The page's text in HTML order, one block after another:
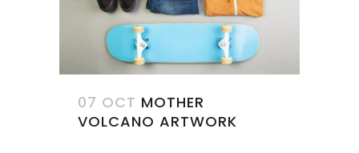
07 OCT MOTHER
VOLCANO ARTWORK